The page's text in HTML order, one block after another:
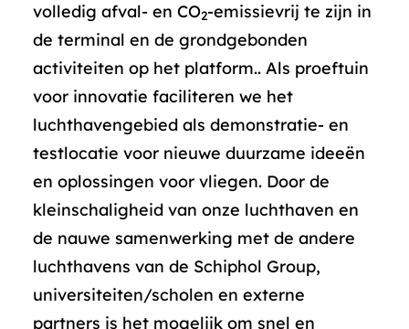
volledig afval- en CO2-emissievrij te zijn in
de terminal en de grondgebonden
activiteiten op het platform.. Als proeftuin
voor innovatie faciliteren we het
luchthavengebied als demonstratie- en
testlocatie voor nieuwe duurzame ideeën
en oplossingen voor vliegen. Door de
kleinschaligheid van onze luchthaven en
de nauwe samenwerking met de andere
luchthavens van de Schiphol Group,
universiteiten/scholen en externe
partners is het mogelijk om snel en